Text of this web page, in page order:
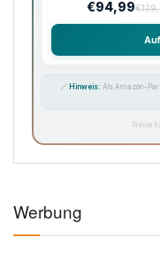
€94,99
🔗 Hinweis: Als Amazon-
Preise
Werbung